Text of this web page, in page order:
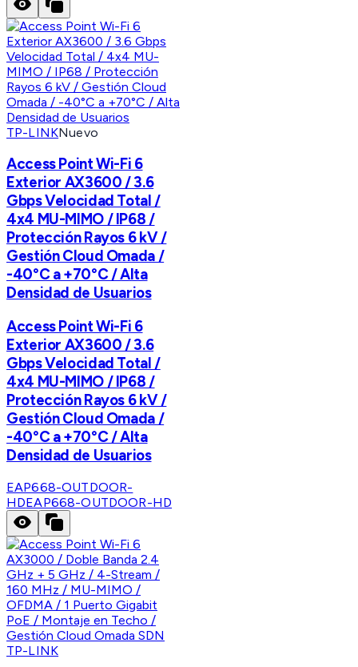
TP-LINKNuevo
Access Point Wi-Fi 6
Exterior AX3600 / 3.6
Gbps Velocidad Total /
4x4 MU-MIMO / IP68 /
Protección Rayos 6 kV /
Gestión Cloud Omada /
-40°C a +70°C / Alta
Densidad de Usuarios
Access Point Wi-Fi 6
Exterior AX3600 / 3.6
Gbps Velocidad Total /
4x4 MU-MIMO / IP68 /
Protección Rayos 6 kV /
Gestión Cloud Omada /
-40°C a +70°C / Alta
Densidad de Usuarios
EAP668-OUTDOOR-
HDEAP668-OUTDOOR-HD
TP-LINK